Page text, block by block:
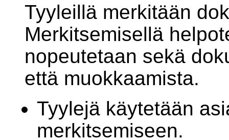
Tyyleillä merkitään
Merkitsemisellä
nopeutetaan sekä
että muokkaamista.
Tyylejä käytetään
merkitsemiseen.